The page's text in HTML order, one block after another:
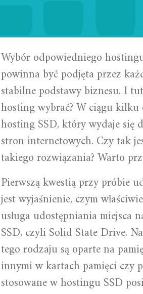
Wybór odpowiedniego
powinna być podjęta przez
stabilne podstawy biznesu. I
hosting wybrać? W ciągu
hosting SSD, który wydaje się
stron internetowych. Czy tak
takiego rozwiązania? Warto
Pierwszą kwestią przy próbie
jest wyjaśnienie, czym
usługa udostępniania miejsca
SSD, czyli Solid State Drive.
tego rodzaju są oparte na
innymi w kartach pamięci czy
stosowane w hostingu SSD